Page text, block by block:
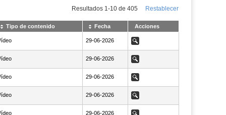
Resultados 1 -10de 405 Restablecer
Tipo de contenido Fecha Acciones
NaN29-06-2026
29-06-2026 Ver
NaN29-06-2026
29-06-2026 Ver
NaN29-06-2026
29-06-2026 Ver
NaN29-06-2026
29-06-2026 Ver
NaN29-06-2026
29-06-2026 Ver